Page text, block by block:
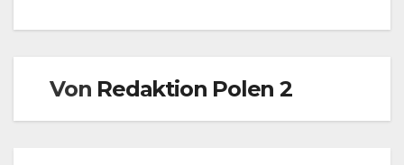
Von Redaktion Polen 2